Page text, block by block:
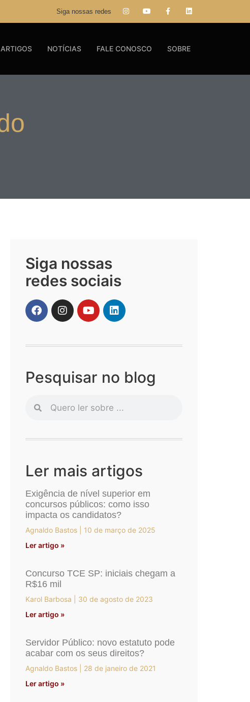
Siga nossas redes
ARTIGOS NOTÍCIAS FALE CONOSCO SOBRE
Siga nossas
redes sociais
Pesquisar no blog
Ler mais artigos
Exigência de nível superior em
concursos públicos: como isso
impacta os candidatos?
Agnaldo Bastos
10 de março de 2025
Ler artigo »
Concurso TCE SP: iniciais chegam a
R$16 mil
Karol Barbosa
30 de agosto de 2023
Ler artigo »
Servidor Público: novo estatuto pode
acabar com os seus direitos?
Agnaldo Bastos
28 de janeiro de 2021
Ler artigo »